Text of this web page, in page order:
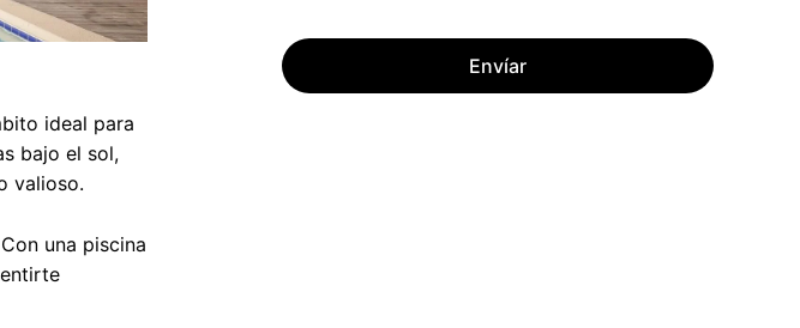
ideal para
bajo el sol,
valioso.
una piscina